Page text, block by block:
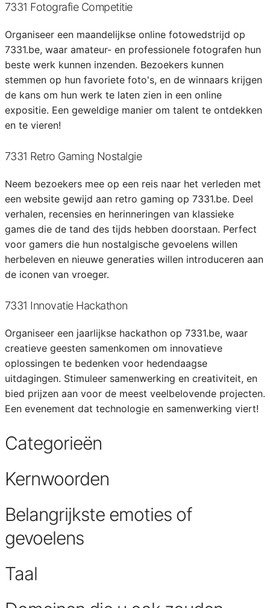
7331 Fotografie Competitie
Organiseer een maandelijkse online fotowedstrijd op
7331.be, waar amateur- en professionele fotografen hun
beste werk kunnen inzenden. Bezoekers kunnen
stemmen op hun favoriete foto's, en de winnaars krijgen
de kans om hun werk te laten zien in een online
expositie. Een geweldige manier om talent te ontdekken
en te vieren!
7331 Retro Gaming Nostalgie
Neem bezoekers mee op een reis naar het verleden met
een website gewijd aan retro gaming op 7331.be. Deel
verhalen, recensies en herinneringen van klassieke
games die de tand des tijds hebben doorstaan. Perfect
voor gamers die hun nostalgische gevoelens willen
herbeleven en nieuwe generaties willen introduceren aan
de iconen van vroeger.
7331 Innovatie Hackathon
Organiseer een jaarlijkse hackathon op 7331.be, waar
creatieve geesten samenkomen om innovatieve
oplossingen te bedenken voor hedendaagse
uitdagingen. Stimuleer samenwerking en creativiteit, en
bied prijzen aan voor de meest veelbelovende projecten.
Een evenement dat technologie en samenwerking viert!
Categorieën
Kernwoorden
Belangrijkste emoties of
gevoelens
Taal